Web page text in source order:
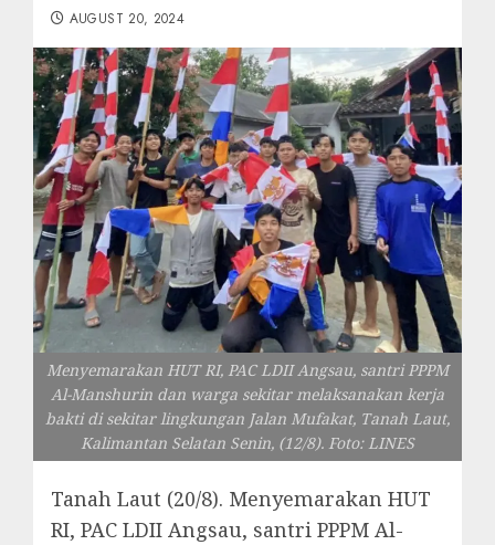
AUGUST 20, 2024
Menyemarakan HUT RI, PAC LDII Angsau, santri PPPM
Al-Manshurin dan warga sekitar melaksanakan kerja
bakti di sekitar lingkungan Jalan Mufakat, Tanah Laut,
Kalimantan Selatan Senin, (12/8). Foto: LINES
Tanah Laut (20/8). Menyemarakan HUT
RI, PAC LDII Angsau, santri PPPM Al-